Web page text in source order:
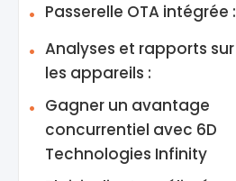
Passerelle OTA intégrée :
Analyses et rapports sur
les appareils :
Gagner un avantage
concurrentiel avec 6D
Technologies Infinity